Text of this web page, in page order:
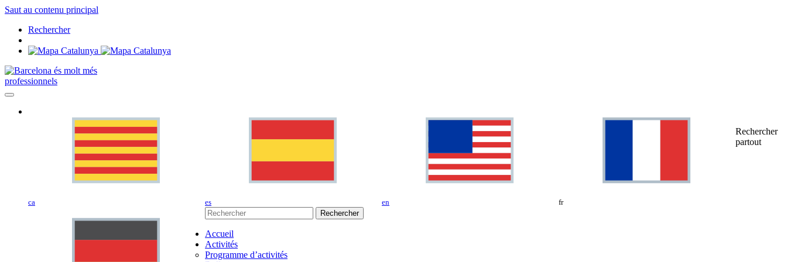
Saut au contenu principal
Rechercher
professionnels
ca es en fr
Rechercher
partout
Rechercher
Accueil
Activités
Programme d’activités